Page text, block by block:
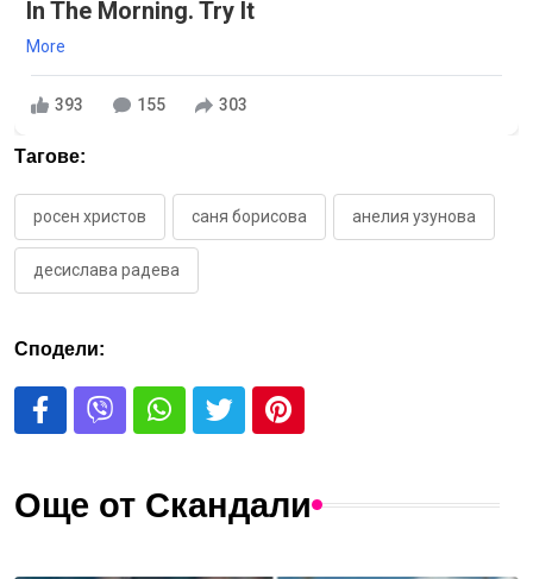
In The Morning. Try It
More
393 155 303
Тагове:
росен христов саня борисова анелия узунова
десислава радева
Сподели:
Още от Скандали